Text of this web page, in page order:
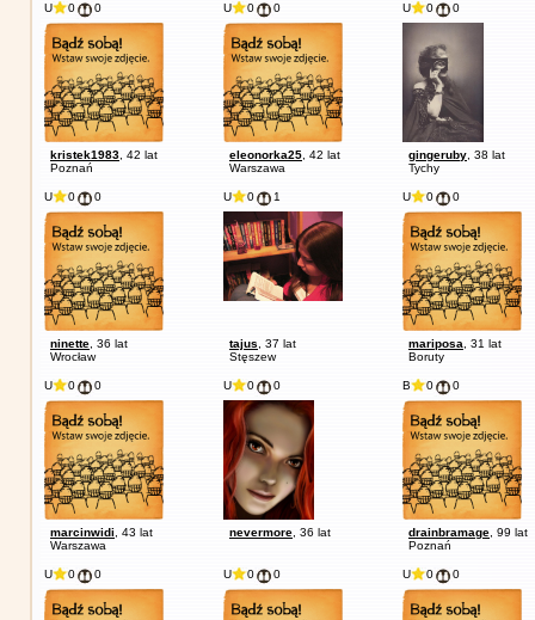
U 0 0
kristek1983 , 42 lat
Poznań
U 0 0
eleonorka25 , 42 lat
Warszawa
U 0 0
gingeruby , 38 lat
Tychy
U 0 0
ninette , 36 lat
Wrocław
U 0 1
tajus , 37 lat
Stęszew
U 0 0
mariposa , 31 lat
Boruty
U 0 0
marcinwidi , 43 lat
Warszawa
U 0 0
nevermore , 36 lat
B 0 0
drainbramage , 99 lat
Poznań
U 0 0 U 0 0 U 0 0